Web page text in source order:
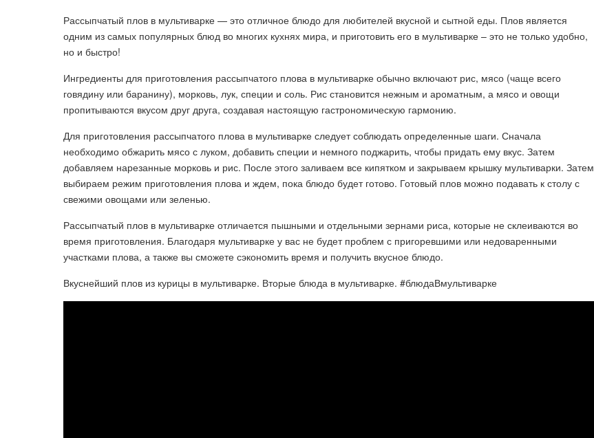
Рассыпчатый плов в мультиварке — это отличное блюдо для любителей вкусной и сытной еды. Плов является
одним из самых популярных блюд во многих кухнях мира, и приготовить его в мультиварке – это не только удобно,
но и быстро!
Ингредиенты для приготовления рассыпчатого плова в мультиварке обычно включают рис, мясо (чаще всего
говядину или баранину), морковь, лук, специи и соль. Рис становится нежным и ароматным, а мясо и овощи
пропитываются вкусом друг друга, создавая настоящую гастрономическую гармонию.
Для приготовления рассыпчатого плова в мультиварке следует соблюдать определенные шаги. Сначала
необходимо обжарить мясо с луком, добавить специи и немного поджарить, чтобы придать ему вкус. Затем
добавляем нарезанные морковь и рис. После этого заливаем все кипятком и закрываем крышку мультиварки. Затем
выбираем режим приготовления плова и ждем, пока блюдо будет готово. Готовый плов можно подавать к столу с
свежими овощами или зеленью.
Рассыпчатый плов в мультиварке отличается пышными и отдельными зернами риса, которые не склеиваются во
время приготовления. Благодаря мультиварке у вас не будет проблем с пригоревшими или недоваренными
участками плова, а также вы сможете сэкономить время и получить вкусное блюдо.
Вкуснейший плов из курицы в мультиварке. Вторые блюда в мультиварке. #блюдаВмультиварке